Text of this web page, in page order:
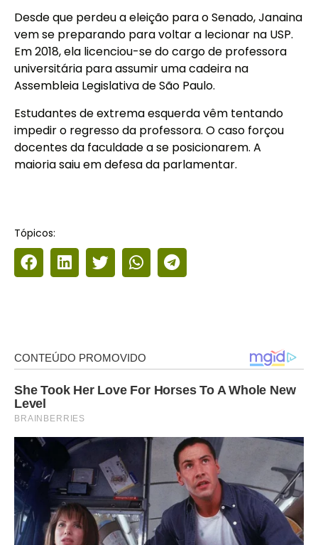
Desde que perdeu a eleição para o Senado, Janaina
vem se preparando para voltar a lecionar na USP.
Em 2018, ela licenciou-se do cargo de professora
universitária para assumir uma cadeira na
Assembleia Legislativa de São Paulo.
Estudantes de extrema esquerda vêm tentando
impedir o regresso da professora. O caso forçou
docentes da faculdade a se posicionarem. A
maioria saiu em defesa da parlamentar.
Tópicos: